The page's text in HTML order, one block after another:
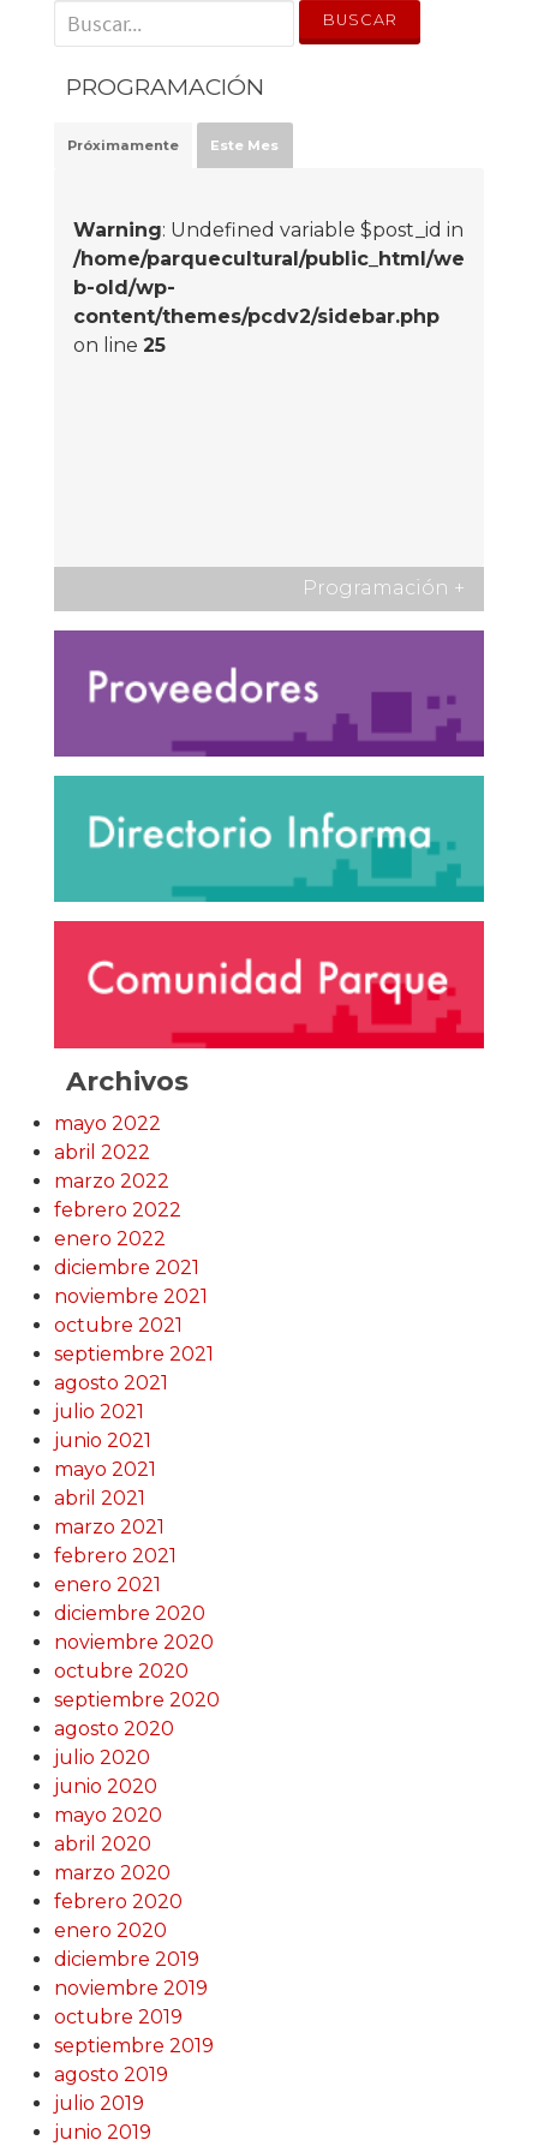
' . __('Search for:') . '
PROGRAMACIÓN
Próximamente Este Mes
Warning: Undefined variable $post_id in
/home/parquecultural/public_html/we
b-old/wp-
content/themes/pcdv2/sidebar.php
on line 25
Programación +
Archivos
mayo 2022
abril 2022
marzo 2022
febrero 2022
enero 2022
diciembre 2021
noviembre 2021
octubre 2021
septiembre 2021
agosto 2021
julio 2021
junio 2021
mayo 2021
abril 2021
marzo 2021
febrero 2021
enero 2021
diciembre 2020
noviembre 2020
octubre 2020
septiembre 2020
agosto 2020
julio 2020
junio 2020
mayo 2020
abril 2020
marzo 2020
febrero 2020
enero 2020
diciembre 2019
noviembre 2019
octubre 2019
septiembre 2019
agosto 2019
julio 2019
junio 2019